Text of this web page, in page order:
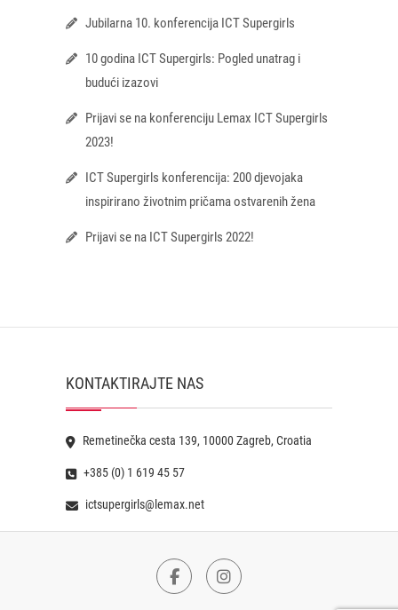
Jubilarna 10. konferencija ICT Supergirls
10 godina ICT Supergirls: Pogled unatrag i
budući izazovi
Prijavi se na konferenciju Lemax ICT Supergirls
2023!
ICT Supergirls konferencija: 200 djevojaka
inspirirano životnim pričama ostvarenih žena
Prijavi se na ICT Supergirls 2022!
KONTAKTIRAJTE NAS
Remetinečka cesta 139, 10000 Zagreb, Croatia
+385 (0) 1 619 45 57
ictsupergirls@lemax.net
FacebookInstagram